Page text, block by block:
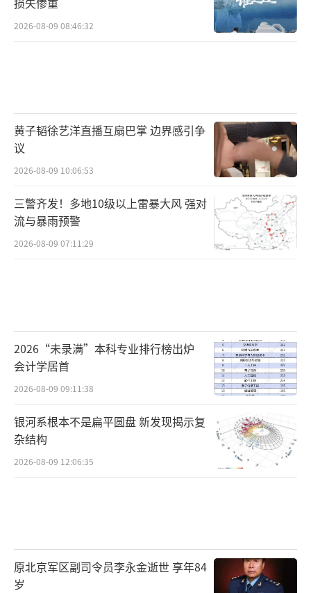
2026-08-09 08:46:32
黄子韬徐艺洋直播互扇巴掌 边界感引争
议
2026-08-09 10:06:53
三警齐发！多地10级以上雷暴大风 强对
流与暴雨预警
2026-08-09 07:11:29
2026“未录满”本科专业排行榜出炉
会计学居首
2026-08-09 09:11:38
银河系根本不是扁平圆盘 新发现揭示复
杂结构
2026-08-09 12:06:35
原北京军区副司令员李永金逝世 享年84
岁